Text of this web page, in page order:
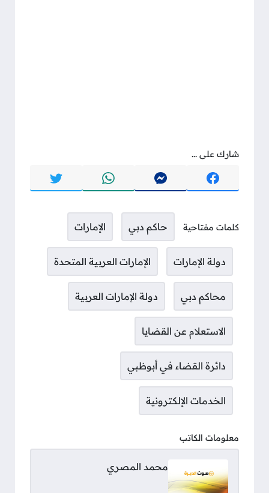
شارك على ...
كلمات مفتاحية حاكم دبي الإمارات
دولة الإمارات الإمارات العربية المتحدة
محاكم دبي دولة الإمارات العربية
الاستعلام عن القضايا
دائرة القضاء في أبوظبي
الخدمات الإلكترونية
معلومات الكاتب
محمد المصري